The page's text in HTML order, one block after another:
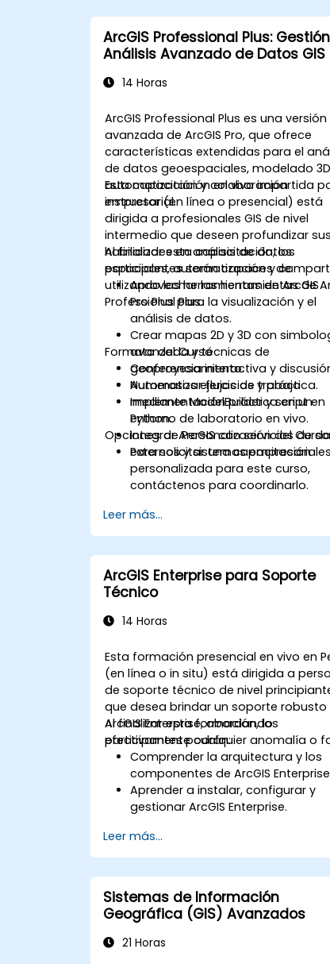
ArcGIS Professional Plus:
Análisis Avanzado de Datos GIS
14 Horas
ArcGIS Professional Plus es una versión
avanzada de ArcGIS Pro, que ofrece
características extendidas para el
de datos geoespaciales, modelado
automatización y colaboración
empresarial.
Esta capacitación en vivo impartida
instructor (en línea o presencial) está
dirigida a profesionales GIS de nivel
intermedio que deseen profundizar
habilidades en análisis de datos
espaciales, automatización y
utilizando las herramientas de ArcGIS
Professional Plus.
Al finalizar esta capacitación, los
participantes serán capaces de:
Aprovechar las herramientas de
Pro Plus para la visualización y el
análisis de datos.
Crear mapas 2D y 3D con
avanzada y técnicas de
geoproyesamiento.
Automatizar flujos de trabajo
mediante ModelBuilder y script en
Python.
Integrar ArcGIS con servicios de
externos y sistemas
Formato del Curso
Conferencia interactiva y
Numerosos ejercicios y práctica.
Implementación práctica en un
entorno de laboratorio en vivo.
Opciones de Personalización del Curso
Para solicitar una capacitación
personalizada para este curso,
contáctenos para coordinarlo.
Leer más...
ArcGIS Enterprise para Soporte
Técnico
14 Horas
Esta formación presencial en vivo en
(en línea o in situ) está dirigida a
de soporte técnico de nivel
que desea brindar un soporte robusto
ArcGIS Enterprise, abordando
efectivamente cualquier anomalía o
Al finalizar esta formación, los
participantes podrán:
Comprender la arquitectura y los
componentes de ArcGIS
Aprender a instalar, configurar y
gestionar ArcGIS Enterprise.
problemas y resolver incidencias
comunes.
Desarrollar competencia en el
monitoreo y mantenimiento de
entornos de ArcGIS Enterprise.
Dominar las técnicas de respaldo,
recuperación y optimización del
Leer más...
Sistemas de Información
Geográfica (GIS) Avanzados
21 Horas